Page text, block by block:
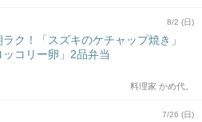
8/2 (日)
ク！「スズキのケチャップ焼き」
ッコリー卵」2品弁当
料理家 かめ代。
7/26 (日)